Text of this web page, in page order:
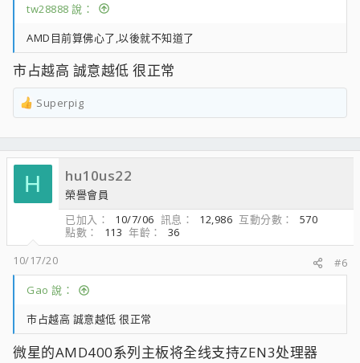
tw28888 說：
AMD目前算佛心了,以後就不知道了
市占越高 誠意越低 很正常
R
a
c
o
：
Superpig
H hu10us22
榮譽會員
已加入
10/7/06 訊息 12,986 互動分數
570
點數
113 年齡
36
10/17/20
#6
Gao 說：
市占越高 誠意越低 很正常
微星的AMD400系列主板将全线支持ZEN3处理器